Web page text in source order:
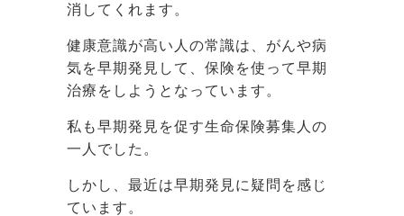
消してくれます。
健康意識が高い人の常識は、がんや病
気を早期発見して、保険を使って早期
治療をしようとなっています。
私も早期発見を促す生命保険募集人の
一人でした。
しかし、最近は早期発見に疑問を感じ
ています。